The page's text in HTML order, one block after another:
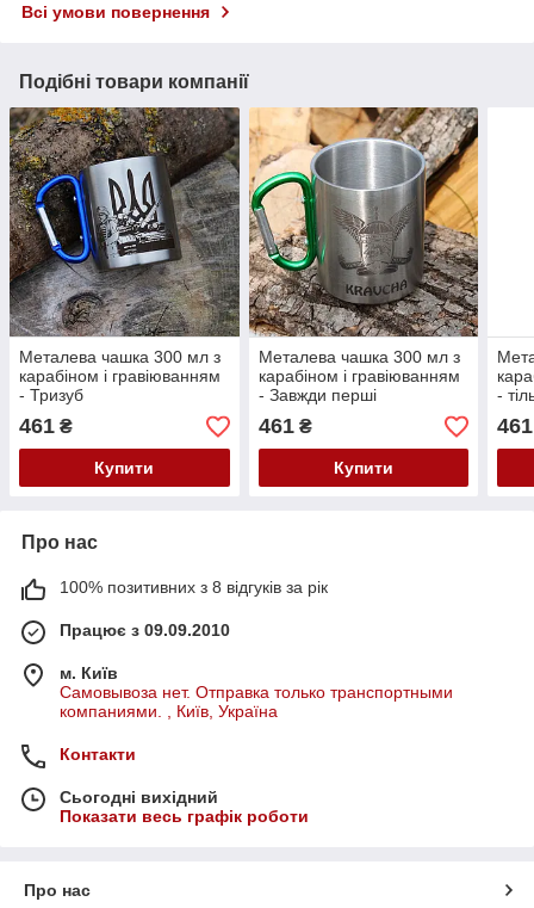
Всі умови повернення
Подібні товари компанії
Металева чашка 300 мл з
карабіном і гравіюванням
- Тризуб
461 ₴
Купити
Металева чашка 300 мл з
карабіном і гравіюванням
- Завжди перші
461₴
Купити
-
461
Про нас
100% позитивних з 8 відгуків за рік
Працює з 09.09.2010
м. Київ
Самовывоза нет. Отправка только транспортными
компаниями. , Київ, Україна
Контакти
Сьогодні вихідний
Показати весь графік роботи
Про нас